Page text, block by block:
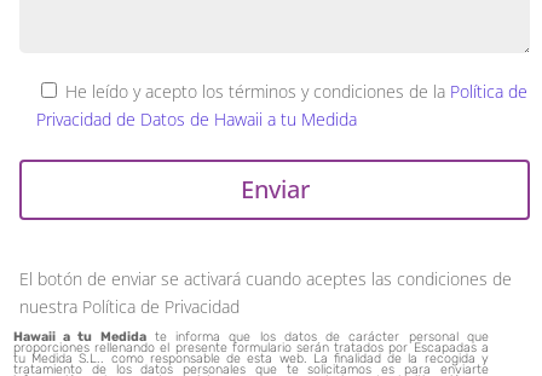
He leído y acepto los términos y condiciones de la Política de
Privacidad de Datos de Hawaii a tu Medida
El botón de enviar se activará cuando aceptes las condiciones de
nuestra Política de Privacidad
Hawaii a tu Medidate informa que los datos de carácter personal que
proporciones rellenando el presente formulario serán tratados por Escapadas a
tu Medida S.L.. como responsable de esta web. La finalidad de la recogida y
tratamiento de los datos personales que te solicitamos es para enviarte